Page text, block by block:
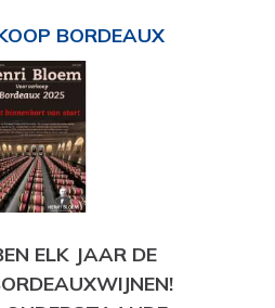
BORDEAUX
ELK JAAR DE